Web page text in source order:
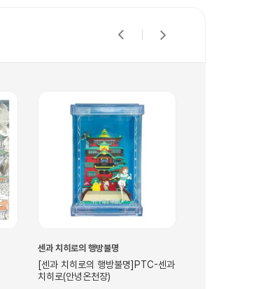
센과 치히로의 행방불명
[센과 치히로의 행방불명]PTC-센과
치히로(안녕온천장)